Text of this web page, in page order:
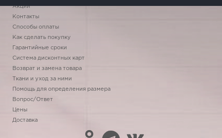
Акции
Контакты
Способы оплаты
Как сделать покупку
Гарантийные сроки
Система дисконтных карт
Возврат и замена товара
Ткани и уход за ними
Помощь для определения размера
Вопрос/Ответ
Цены
Доставка